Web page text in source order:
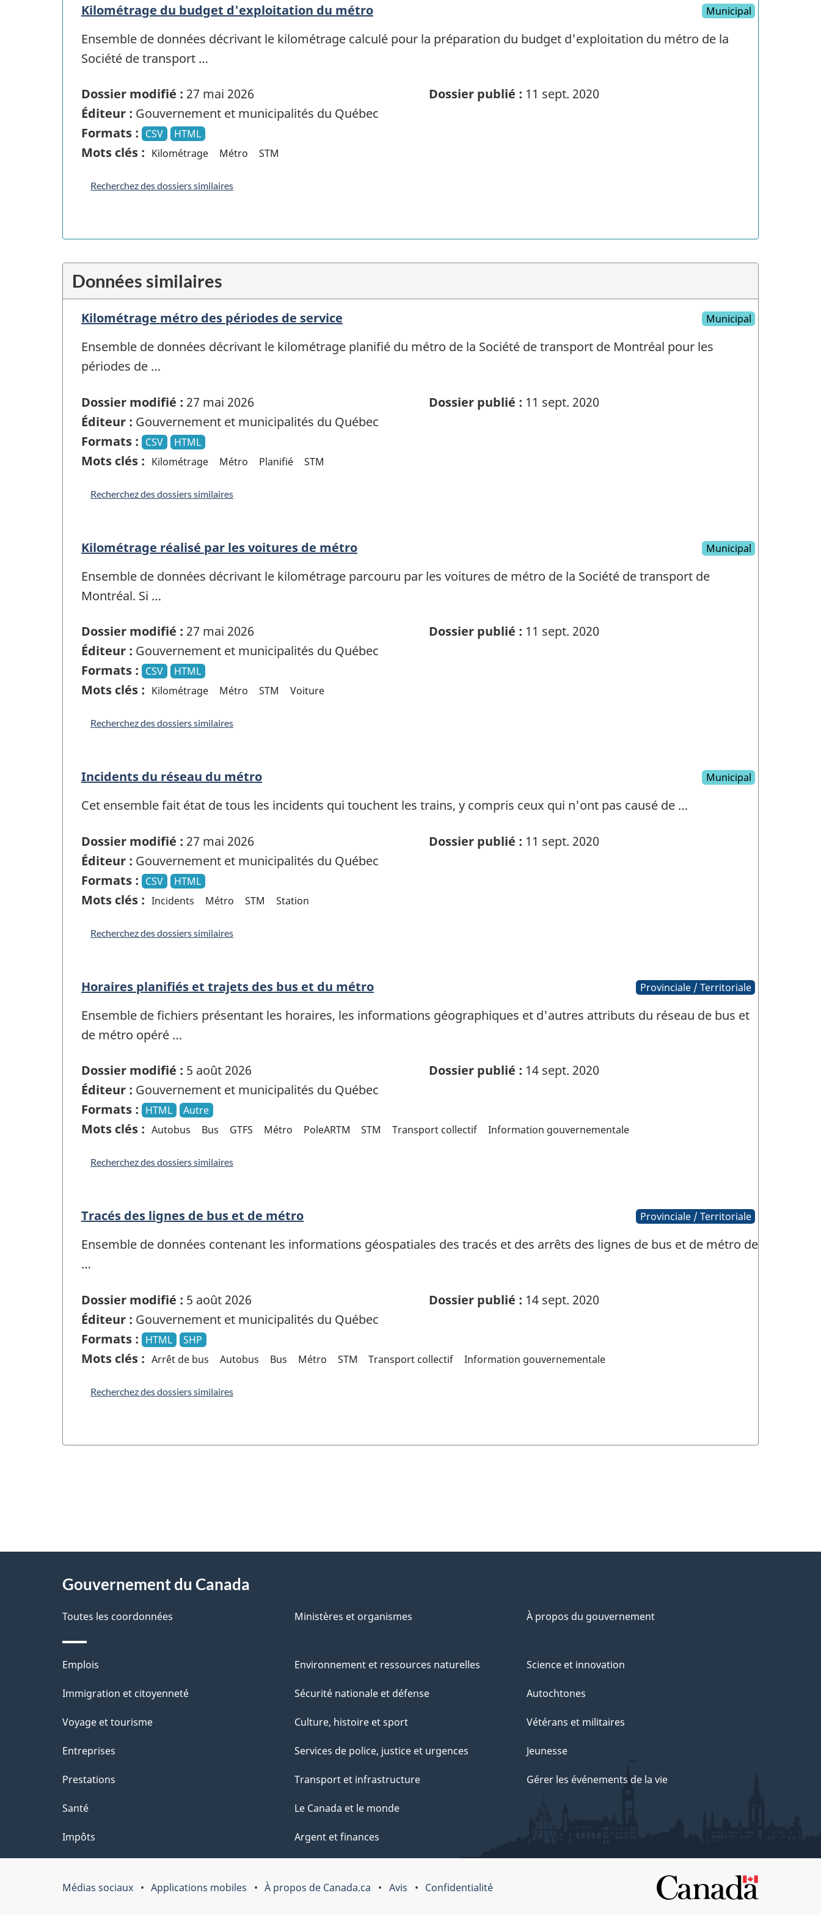
Kilométrage du budget d'exploitation du métro Municipal
Ensemble de données décrivant le kilométrage calculé pour la préparation du budget d'exploitation du métro de la
Société de transport …
Dossier modifié : 27 mai 2026 Dossier publié : 11 sept. 2020
Éditeur : Gouvernement et municipalités du Québec
Formats : CSV HTML
Mots clés : Kilométrage Métro STM
Recherchez des dossiers similaires
Données similaires
Kilométrage métro des périodes de service Municipal
Ensemble de données décrivant le kilométrage planifié du métro de la Société de transport de Montréal pour les
périodes de …
Dossier modifié : 27 mai 2026 Dossier publié : 11 sept. 2020
Éditeur : Gouvernement et municipalités du Québec
Formats : CSV HTML
Mots clés : Kilométrage Métro Planifié STM
Recherchez des dossiers similaires
Kilométrage réalisé par les voitures de métro Municipal
Ensemble de données décrivant le kilométrage parcouru par les voitures de métro de la Société de transport de
Montréal. Si …
Dossier modifié : 27 mai 2026 Dossier publié : 11 sept. 2020
Éditeur : Gouvernement et municipalités du Québec
Formats : CSV HTML
Mots clés : Kilométrage Métro STM Voiture
Recherchez des dossiers similaires
Incidents du réseau du métro Municipal
Cet ensemble fait état de tous les incidents qui touchent les trains, y compris ceux qui n'ont pas causé de …
Dossier modifié : 27 mai 2026 Dossier publié : 11 sept. 2020
Éditeur : Gouvernement et municipalités du Québec
Formats : CSV HTML
Mots clés : Incidents Métro STM Station
Recherchez des dossiers similaires
Horaires planifiés et trajets des bus et du métro Provinciale / Territoriale
Ensemble de fichiers présentant les horaires, les informations géographiques et d'autres attributs du réseau de bus et
de métro opéré …
Dossier modifié : 5 août 2026 Dossier publié : 14 sept. 2020
Éditeur : Gouvernement et municipalités du Québec
Formats : HTML Autre
Mots clés : Autobus Bus GTFS Métro PoleARTM STM Transport collectif Information gouvernementale
Recherchez des dossiers similaires
Tracés des lignes de bus et de métro Provinciale / Territoriale
Ensemble de données contenant les informations géospatiales des tracés et des arrêts des lignes de bus et de métro de
…
Dossier modifié : 5 août 2026 Dossier publié : 14 sept. 2020
Éditeur : Gouvernement et municipalités du Québec
Formats : HTML SHP
Mots clés : Arrêt de bus Autobus Bus Métro STM Transport collectif Information gouvernementale
Recherchez des dossiers similaires
D
é
t
a
i
l
d
e
l
p
a
g
e
Gouvernement du Canada
Toutes les coordonnées Ministères et organismes À propos du gouvernement
Thèmes
et
Emplois
Immigration et citoyenneté
Voyage et tourisme
Entreprises
Prestations
Santé
Impôts
Environnement et ressources naturelles
Sécurité nationale et défense
Culture, histoire et sport
Services de police, justice et urgences
Transport et infrastructure
Le Canada et le monde
Argent et finances
Science et innovation
Autochtones
Vétérans et militaires
Jeunesse
Gérer les événements de la vie
Organisation
Médias sociaux Applications mobiles À propos de Canada.ca Avis Confidentialité